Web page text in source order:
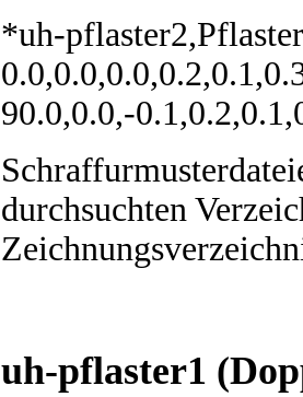
*uh-
90.0,0.0,-
durchsuchten
uh-pflaster1